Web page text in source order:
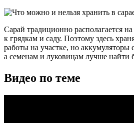
Сарай традиционно располагается
к грядкам и саду. Поэтому здесь
работы на участке, но аккумуляторы
а семенам и луковицам лучше найти
Видео по теме